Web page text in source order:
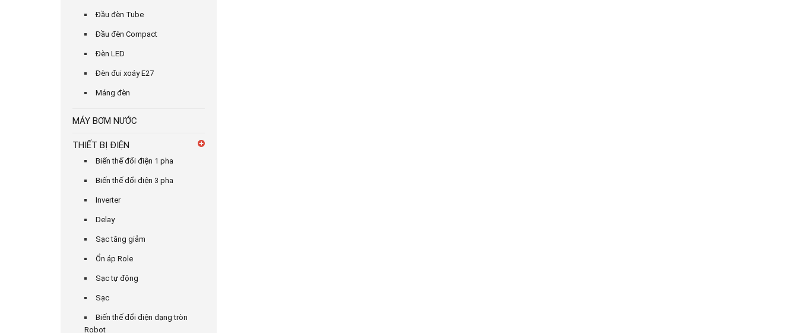
Đầu đèn Tube
Đầu đèn Compact
Đèn LED
Đèn đui xoáy E27
Máng đèn
MÁY BƠM NƯỚC
THIẾT BỊ ĐIỆN
Biến thế đổi điện 1 pha
Biến thế đổi điện 3 pha
Inverter
Delay
Sạc tăng giảm
Ổn áp Role
Sạc tự động
Sạc
Biến thế đổi điện dạng tròn
Robot